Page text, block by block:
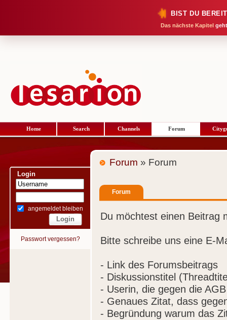
BIST DU
Das nächste Kapitel
Home Search Channels Forum
Login
angemeldet bleiben
Passwort vergessen?
Forum » Forum
Forum
Du möchtest einen Beitrag
Bitte schreibe uns eine E-
- Link des Forumsbeitrags
- Diskussionstitel
- Userin, die gegen die
- Genaues Zitat, dass
- Begründung warum das